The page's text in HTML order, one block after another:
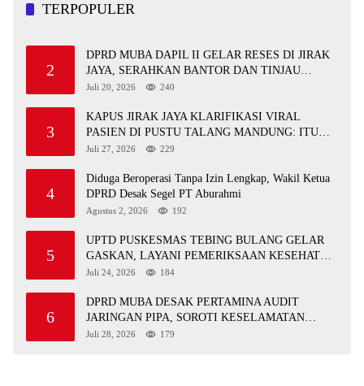
TERPOPULER
2
DPRD MUBA DAPIL II GELAR RESES DI JIRAK
JAYA, SERAHKAN BANTOR DAN TINJAU
JALAN RUSAK SERTA TPS 3R
Juli 20, 2026 240
3
KAPUS JIRAK JAYA KLARIFIKASI VIRAL
PASIEN DI PUSTU TALANG MANDUNG: ITU
MISKOMUNIKASI
Juli 27, 2026 229
4
Diduga Beroperasi Tanpa Izin Lengkap, Wakil Ketua
DPRD Desak Segel PT Aburahmi
Agustus 2, 2026 192
5
UPTD PUSKESMAS TEBING BULANG GELAR
GASKAN, LAYANI PEMERIKSAAN KESEHATAN
GRATIS UNTUK ASN DI SUNGAI KERUH
Juli 24, 2026 184
6
DPRD MUBA DESAK PERTAMINA AUDIT
JARINGAN PIPA, SOROTI KESELAMATAN
WARGA JIRAK
Juli 28, 2026 179